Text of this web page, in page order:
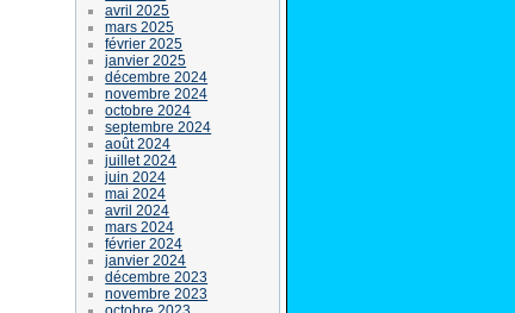
avril 2025
mars 2025
février 2025
janvier 2025
décembre 2024
novembre 2024
octobre 2024
septembre 2024
août 2024
juillet 2024
juin 2024
mai 2024
avril 2024
mars 2024
février 2024
janvier 2024
décembre 2023
novembre 2023